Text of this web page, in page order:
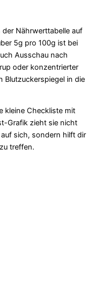
Nährwerttabelle auf
5g pro 100g ist bei
Ausschau nach
oder konzentrierter
Blutzuckerspiegel in die
kleine Checkliste mit
Grafik zieht sie nicht
sich, sondern hilft dir
treffen.